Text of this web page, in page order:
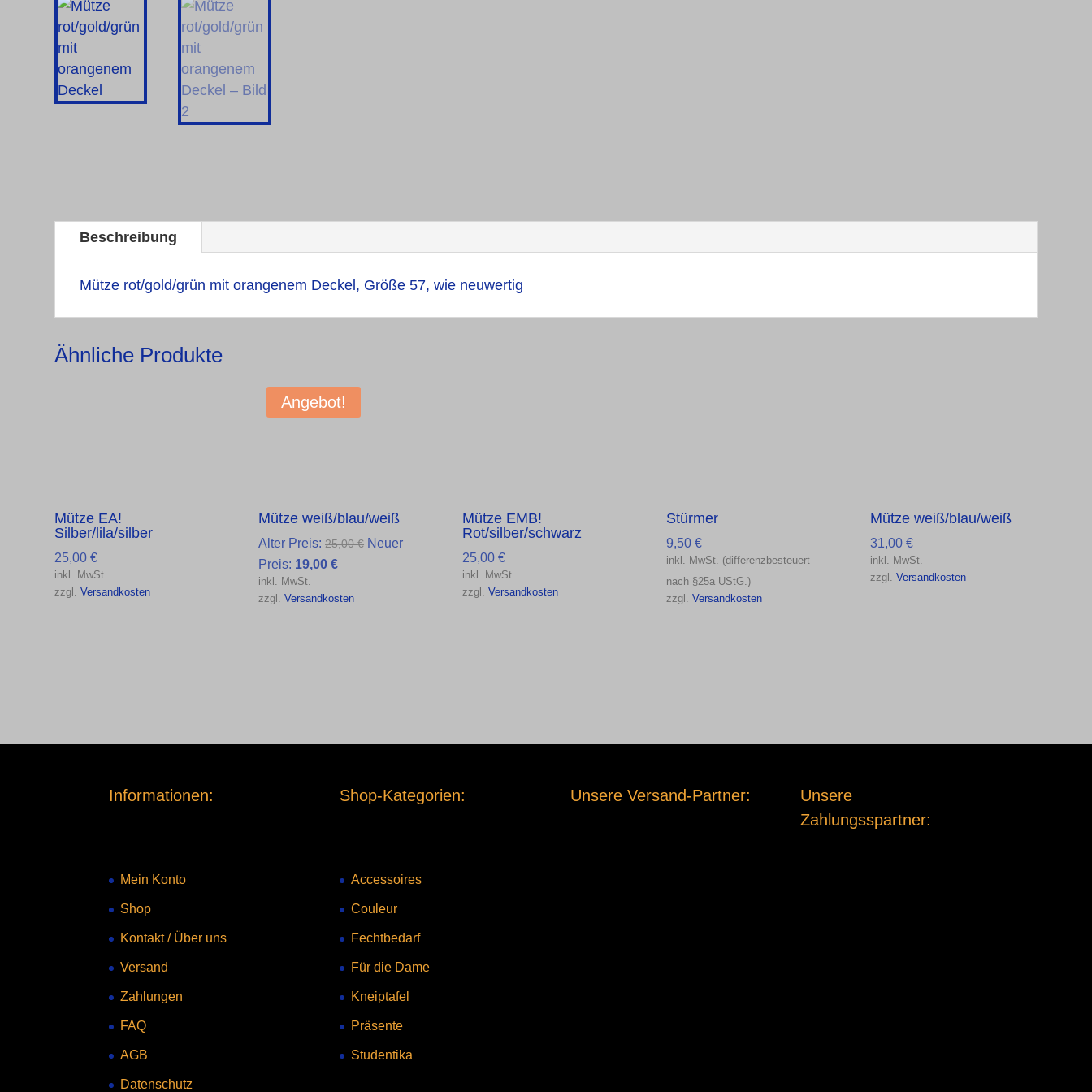
Beschreibung
Mütze rot/gold/grün mit orangenem Deckel, Größe 57, wie neuwertig
Ähnliche Produkte
Mütze EA!
Silber/lila/silber
25,00 €
inkl. MwSt.
zzgl. Versandkosten
Angebot!
Mütze weiß/blau/weiß
Alter Preis: 25,00€ Ursprünglicher
Neuer
Preis: 19,00€Aktueller
ist:
inkl. MwSt.
zzgl.Versandkosten
Mütze EMB!
Rot/silber/schwarz
25,00€
inkl. MwSt.
zzgl.Versandkosten
Stürmer
9,50€
inkl. MwSt. (differenzbesteuert
nach §25a UStG.)
zzgl.Versandkosten
Mütze weiß/blau/weiß
31,00€
inkl. MwSt.
zzgl.Versandkosten
Informationen:
Mein Konto
Shop
Kontakt/ Über uns
Versand
Zahlungen
FAQ
AGB
Datenschutz
Shop-Kategorien:
Accessoires
Couleur
Fechtbedarf
Für die Dame
Kneiptafel
Präsente
Studentika
Unsere Versand-Partner:
Unsere
Zahlungsspartner: